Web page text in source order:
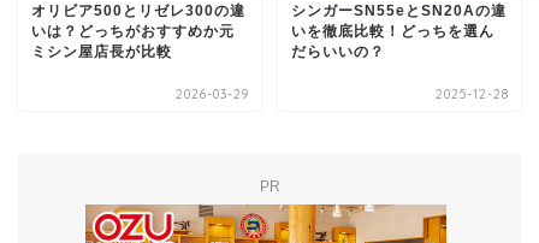
オリビア500とリゼレ300の違
いは？どっちがおすすめか元
ミシン屋店長が比較
2026-03-29
シンガーSN55eとSN20Aの違
いを徹底比較！どっちを選ん
だらいいの？
2025-12-28
PR